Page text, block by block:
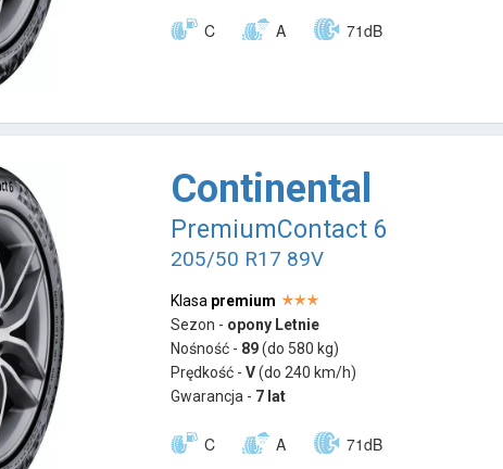
C A 71dB
Continental
PremiumContact 6
205/50 R17 89V
Klasa premium
Sezon - opony Letnie
Nośność - 89 (do 580 kg)
Prędkość -V (do 240 km/h)
Gwarancja - 7 lat
C A 71dB